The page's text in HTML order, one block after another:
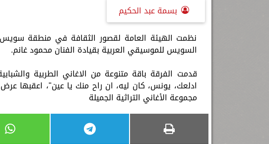
بسمة عبد الحكيم
نظمت الهيئة العامة لقصور الثقافة في منطقة
السويس للموسيقي العربية بقيادة الفنان محمود غانم.
قدمت الفرقة باقة متنوعة من الاغاني الطربية
ادلعك، يونس، كان ليه، ان راح منك يا عين"، اعقبها
مجموعة الأغاني التراثية الجميلة